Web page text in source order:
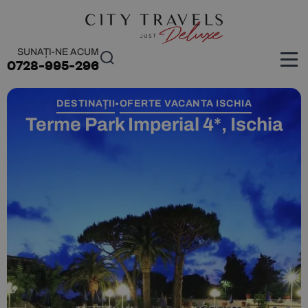
SUNAȚI-NE ACUM
0728-995-296
DESTINAȚII•OFERTE VACANTA ISCHIA
Terme Park Imperial 4*, Ischia